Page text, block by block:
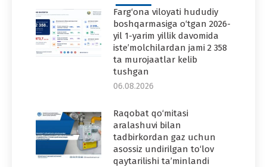
Farg‘ona viloyati hududiy
boshqarmasiga o‘tgan 2026-
yil 1-yarim yillik davomida
iste’molchilardan jami 2 358
ta murojaatlar kelib
tushgan
06.08.2026
Raqobat qo‘mitasi
aralashuvi bilan
tadbirkordan gaz uchun
asossiz undirilgan to‘lov
qaytarilishi ta’minlandi